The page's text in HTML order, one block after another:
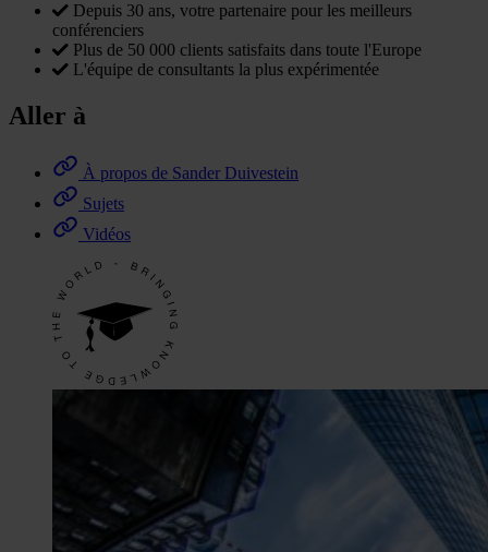
Depuis 30 ans, votre partenaire pour les meilleurs
conférenciers
Plus de 50 000 clients satisfaits dans toute l'Europe
L'équipe de consultants la plus expérimentée
Aller à
À propos de Sander Duivestein
Sujets
Vidéos